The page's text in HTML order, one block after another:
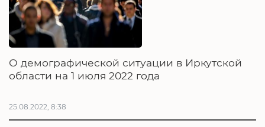
О демографической ситуации в Иркутской
области на 1 июля 2022 года
25.08.2022, 8:38